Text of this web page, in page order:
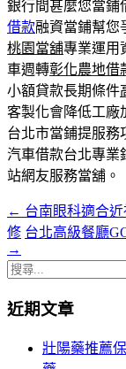
銀行間甚麼您當鋪
借款融資當鋪幫您
桃園當舖專業運用
車週轉彰化農地借
小額貸款長期條件
客製化會降低工廠
台北市當鋪提服務
汽車借款台北專業
站網友服務當舖。
文
章
導
覽
← 台南眼科適合
修 台北高級餐廳
→
搜
關
近期文章
壯陽藥推薦